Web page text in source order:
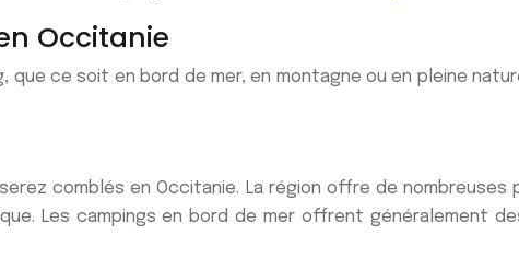
Occitanie
ce soit en bord de mer, en montagne ou en pleine
comblés en Occitanie. La région offre de
Les campings en bord de mer offrent généralement